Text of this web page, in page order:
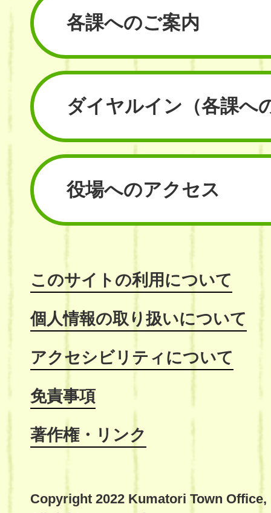
各課へのご案内
ダイヤルイン （各課へ
役場へのアクセス
このサイトの利用について
個人情報の取り扱いについて
アクセシビリティについて
免責事項
著作権・リンク
Copyright 2022 Kumatori Town Office,